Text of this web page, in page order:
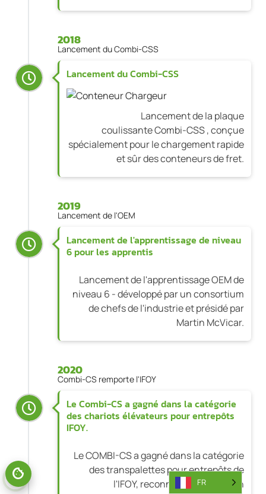
2018
Lancement du Combi-CSS
Lancement du Combi-CSS
Lancement de la plaque
coulissanteCombi-CSS , conçue
spécialement pour le chargement rapide
et sûr des conteneurs de fret.
2019
Lancement de l'OEM
Lancement de l'apprentissage de niveau
6 pour les apprentis
Lancement de l'apprentissage OEM de
niveau 6 - développé par un consortium
de chefs de l'industrie et présidé par
Martin McVicar.
2020
Combi-CS remporte l'IFOY
Le Combi-CS a gagné dans la catégorie
des chariots élévateurs pour entrepôts
IFOY.
Le COMBI-CS a gagné dans la catégorie
des transpalettes pour entrepôts de
l'IFOY, reconnaissant ainsi son
FR